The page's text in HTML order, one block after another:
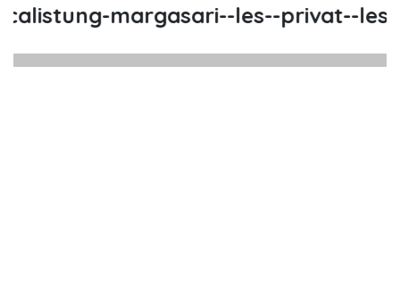
margasari--les--privat--les-